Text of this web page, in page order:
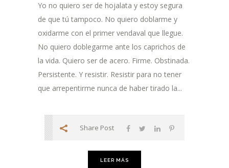
Yo no quiero ser de hojalata y estoy segura
de que tú tampoco. No quiero doblarme y
oxidarme con el primer vendaval que llegue.
No quiero doblegarme ante los caprichos de
la vida. Quiero ser de acero. Firme. Obstinada.
Persistente. Y resistir. Resistir para no tener
que arrepentirme nunca de haber tirado la...
Share Post
LEER MÁS